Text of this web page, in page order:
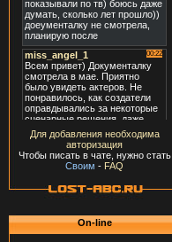
Для добавления необходима
авторизация
Чтобы писать в чате, нужно стать
Своим - FAQ
On-line